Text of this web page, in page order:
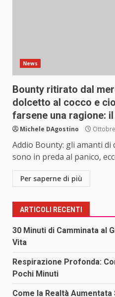
News
Bounty ritirato dal
dolcetto al cocco e
farsene una ragione:
Michele DAgostino
Addio Bounty: gli amanti
sono in preda al panico,
Per saperne di più
ARTICOLI RECENTI
30 Minuti di Camminata al
Vita
Respirazione Profonda:
Pochi Minuti
Come la Realtà Aumentata